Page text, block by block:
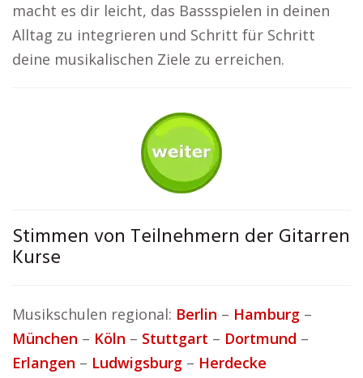
macht es dir leicht, das Bassspielen in deinen
Alltag zu integrieren und Schritt für Schritt
deine musikalischen Ziele zu erreichen.
Stimmen von Teilnehmern der Gitarren
Kurse
Musikschulen regional: Berlin – Hamburg –
München – Köln – Stuttgart – Dortmund –
Erlangen – Ludwigsburg – Herdecke